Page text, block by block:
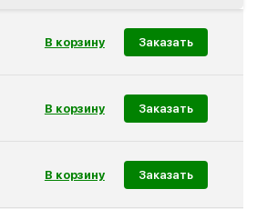
Заказать
Заказать
Заказать